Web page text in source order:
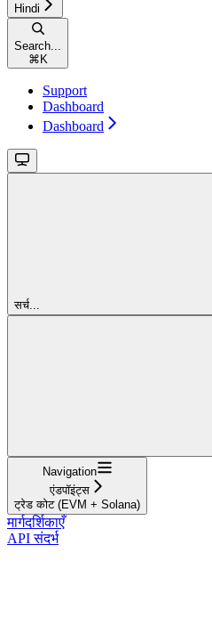
Hindi
Search...
⌘ K
Support
Dashboard
Dashboard
सर्च...
Navigation
एंडपॉइंट्स
ट्रेड कोट (EVM + Solana)
मार्गदर्शिकाएँ
API संदर्भ